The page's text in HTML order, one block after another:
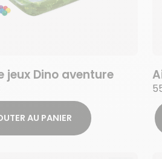
jeux Dino aventure
AU PANIER